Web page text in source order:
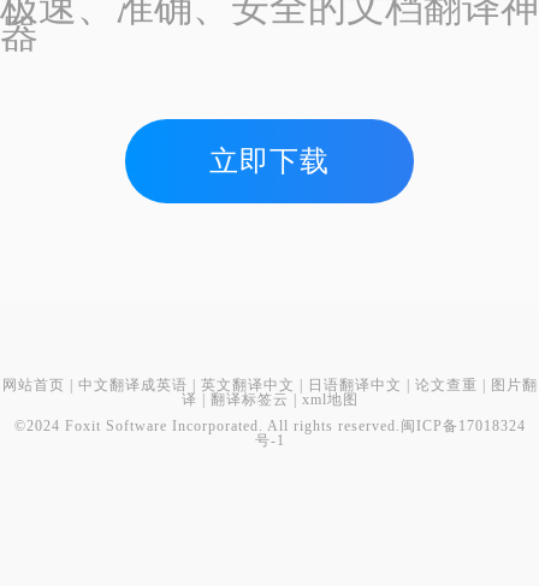
器
立即下载
网站首页 中文翻译成英语 英文翻译中文 日语翻译中文 论文查重
图片翻
译
翻译标签云
xml地图
©2024 Foxit Software Incorporated. All rights reserved. 闽ICP备17018324
号-1